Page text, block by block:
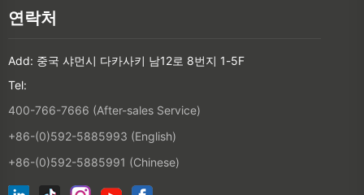
연락처
Add: 중국 샤먼시 다카사키 남12로 8번지 1-5F
Tel:
400-766-7666 (After-sales Service)
+86-(0)592-5885993 (English)
+86-(0)592-5885991 (Chinese)